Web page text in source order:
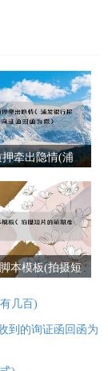
押牵出隐情(浦
本模板(拍摄短
几百)
到的询证函回函为